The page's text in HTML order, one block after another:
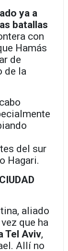
ya a
batallas
con
Hamás
de
de la
del sur
Hagari.
aliado
que ha
Tel Aviv,
Allí no